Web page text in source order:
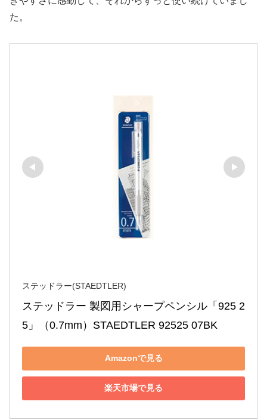
た。
ステッドラー(STAEDTLER)
ステッドラー 製図用シャープペンシル「925 2
5」（0.7mm）STAEDTLER 92525 07BK
Amazonで見る
楽天市場で見る